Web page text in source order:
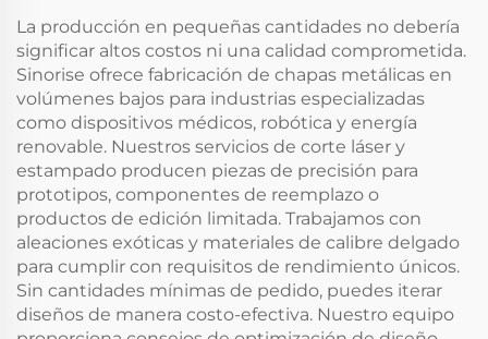
La producción en pequeñas cantidades no debería
significar altos costos ni una calidad comprometida.
Sinorise ofrece fabricación de chapas metálicas en
volúmenes bajos para industrias especializadas
como dispositivos médicos, robótica y energía
renovable. Nuestros servicios de corte láser y
estampado producen piezas de precisión para
prototipos, componentes de reemplazo o
productos de edición limitada. Trabajamos con
aleaciones exóticas y materiales de calibre delgado
para cumplir con requisitos de rendimiento únicos.
Sin cantidades mínimas de pedido, puedes iterar
diseños de manera costo-efectiva. Nuestro equipo